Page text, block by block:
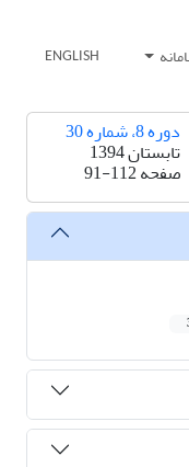
ENGLISH
دوره 8، شماره 30
تابستان 1394
صفحه91-112